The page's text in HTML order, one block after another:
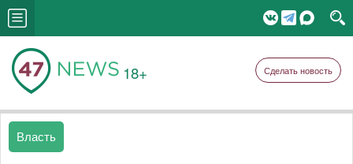
18+ Сделать новость
Власть